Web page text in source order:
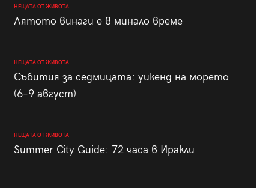
НЕЩАТА ОТ ЖИВОТА
Лятото винаги е в минало време
НЕЩАТА ОТ ЖИВОТА
Събития за седмицата: уикенд на морето
(6–9 август)
НЕЩАТА ОТ ЖИВОТА
Summer City Guide: 72 часа в Иракли